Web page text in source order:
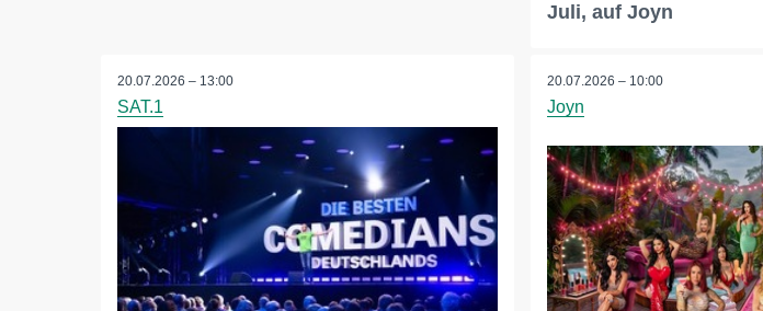
Juli, auf Joyn
20.07.2026 – 13:00
SAT.1
20.07.2026 – 10:00
Joyn